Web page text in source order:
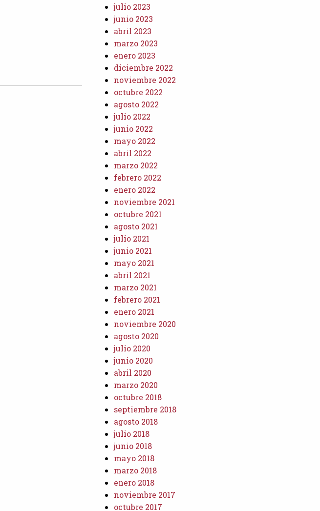
julio 2023
junio 2023
abril 2023
marzo 2023
enero 2023
diciembre 2022
noviembre 2022
octubre 2022
agosto 2022
julio 2022
junio 2022
mayo 2022
abril 2022
marzo 2022
febrero 2022
enero 2022
noviembre 2021
octubre 2021
agosto 2021
julio 2021
junio 2021
mayo 2021
abril 2021
marzo 2021
febrero 2021
enero 2021
noviembre 2020
agosto 2020
julio 2020
junio 2020
abril 2020
marzo 2020
octubre 2018
septiembre 2018
agosto 2018
julio 2018
junio 2018
mayo 2018
marzo 2018
enero 2018
noviembre 2017
octubre 2017